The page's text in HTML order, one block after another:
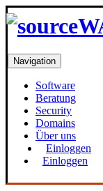
Navigation
Software
Beratung
Security
Domains
Über uns
Einloggen
Einloggen